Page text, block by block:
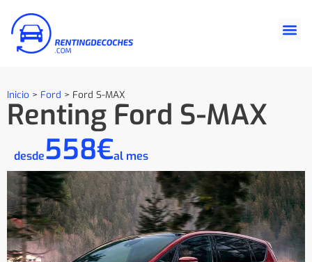
Inicio > Ford > Ford S-MAX
Renting Ford S-MAX
desde558€al mes